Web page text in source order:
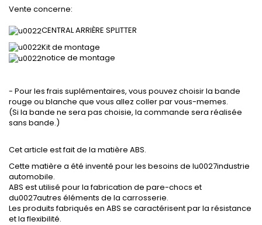
Vente concerne:
CENTRAL ARRIÈRE SPLITTER
Kit de montage
notice de montage
- Pour les frais suplémentaires, vous pouvez choisir la bande
rouge ou blanche que vous allez coller par vous-memes.
(Si la bande ne sera pas choisie, la commande sera réalisée
sans bande.)
Cet article est fait de la matière ABS.
Cette matière a été inventé pour les besoins de lu0027industrie
automobile.
ABS est utilisé pour la fabrication de pare-chocs et
du0027autres éléments de la carrosserie.
Les produits fabriqués en ABS se caractérisent par la résistance
et la flexibilité.